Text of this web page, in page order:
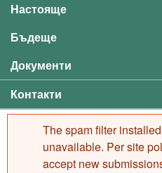
Настояще
Бъдеще
Документи
Контакти
Error
The spam filter
unavailable. Per site
accept new